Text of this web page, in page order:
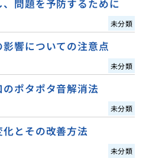
問題を予防するために
未分類
響についての注意点
未分類
ポタポタ音解消法
未分類
とその改善方法
未分類